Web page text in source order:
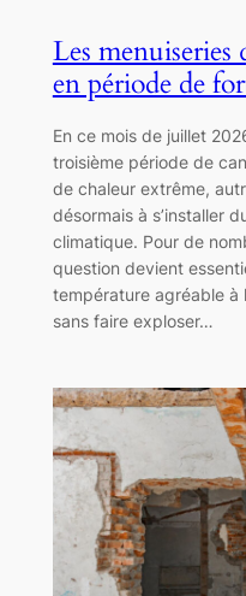
Les
en période de
En ce mois de juillet
troisième période de
de chaleur extrême,
désormais à s’installer
climatique. Pour de
question devient
température agréable à
sans faire exploser…